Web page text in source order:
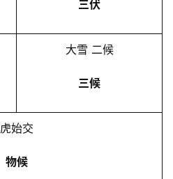
三伏
大雪 二候
三候
虎始交
物候